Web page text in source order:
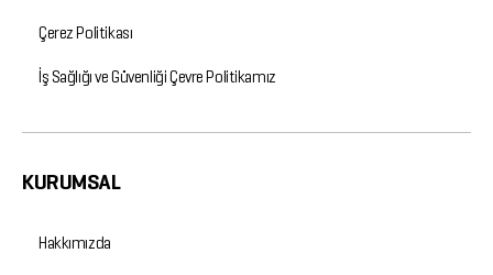
Çerez Politikası
İş Sağlığı ve Güvenliği Çevre Politikamız
KURUMSAL
Hakkımızda